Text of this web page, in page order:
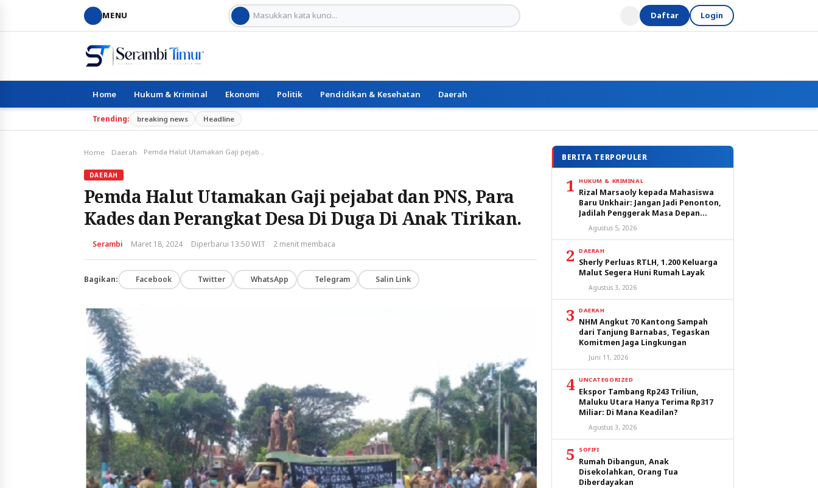
MENU Daftar Login
Home Hukum & Kriminal Ekonomi Politik Pendidikan & Kesehatan Daerah
Trending: breaking news Headline
Home Daerah Pemda Halut Utamakan Gaji pejabat dan PNS, Para Kades dan Perangkat Desa Di Duga Di Anak Tirikan.
DAERAH
Pemda Halut Utamakan Gaji pejabat dan PNS, Para
Kades dan Perangkat Desa Di Duga Di Anak Tirikan.
Serambi Maret 18, 2024 Diperbarui 13:50 WIT 2 menit membaca
Bagikan: Facebook Twitter WhatsApp Telegram Salin Link
BERITA TERPOPULER
1 HUKUM & KRIMINAL
Rizal Marsaoly kepada Mahasiswa
Baru Unkhair: Jangan Jadi Penonton,
Jadilah Penggerak Masa Depan
Ternate dan Maluku Utara
Agustus 5, 2026
2 DAERAH
Sherly Perluas RTLH, 1.200 Keluarga
Malut Segera Huni Rumah Layak
Agustus 3, 2026
3 DAERAH
NHM Angkut 70 Kantong Sampah
dari Tanjung Barnabas, Tegaskan
Komitmen Jaga Lingkungan
Juni 11, 2026
4 UNCATEGORIZED
Ekspor Tambang Rp243 Triliun,
Maluku Utara Hanya Terima Rp317
Miliar: Di Mana Keadilan?
Agustus 3, 2026
5 SOFIFI
Rumah Dibangun, Anak
Disekolahkan, Orang Tua
Diberdayakan